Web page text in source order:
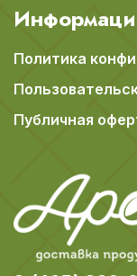
Политика
Публичная